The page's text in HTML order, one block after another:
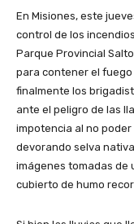
En Misiones, este
control de los
Parque Provincial
para contener el
finalmente los
ante el peligro de las
impotencia al no
devorando selva
imágenes tomadas de
cubierto de humo